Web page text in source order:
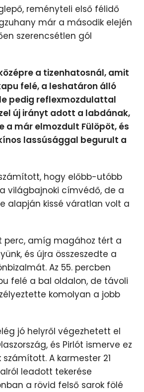
reményteli első félidő
már a második elején
szerencsétlen gól
a tizenhatosnál, amit
felé, a leshatáron álló
pedig reflexmozdulattal
új irányt adott a labdának,
a már elmozdult Fülöpöt, és
lassúsággal begurult a
hogy előbb-utóbb
világbajnoki címvédő, de a
alapján kissé váratlan volt a
perc, amíg magához tért a
és újra összeszedte a
Az 55. percben
felé a bal oldalon, de távoli
komolyan a jobb
jó helyről végezhetett el
és Pirlót ismerve ez
A karmester 21
leadott tekerése
a rövid felső sarok fölé